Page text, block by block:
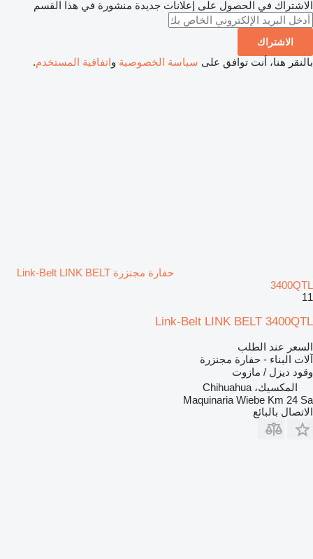
الاشتراك في الحصول على إعلانات جديدة منشورة في هذا القسم
الاشتراك
بالنقر هنا، أنت توافق على سياسة الخصوصية واتفاقية المستخدم.
حفارة مجنزرة Link-Belt LINK BELT
3400QTL
11
Link-Belt LINK BELT 3400QTL
السعر عند الطلب
آلات البناء - حفارة مجنزرة
وقود ديزل / مازوت
المكسيك، Chihuahua
Maquinaria Wiebe Km 24 Sa
الاتصال بالبائع